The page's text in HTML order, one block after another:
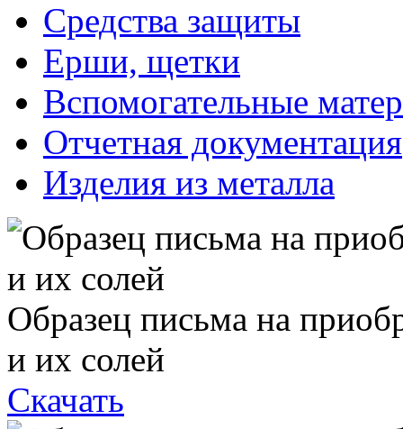
Средства защиты
Ерши, щетки
Вспомогательные
Отчетная документация
Изделия из металла
Образец письма на
и их солей
Скачать